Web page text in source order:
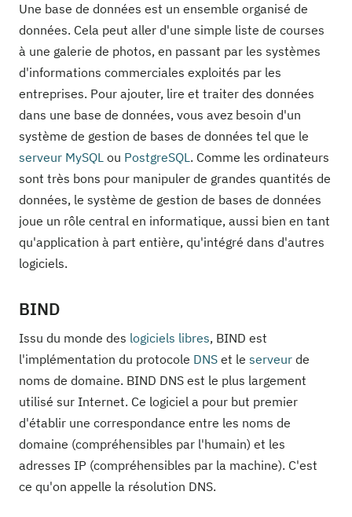
Une base de données est un ensemble organisé de
données. Cela peut aller d'une simple liste de courses
à une galerie de photos, en passant par les systèmes
d'informations commerciales exploités par les
entreprises. Pour ajouter, lire et traiter des données
dans une base de données, vous avez besoin d'un
système de gestion de bases de données tel que le
serveur MySQL ou PostgreSQL. Comme les ordinateurs
sont très bons pour manipuler de grandes quantités de
données, le système de gestion de bases de données
joue un rôle central en informatique, aussi bien en tant
qu'application à part entière, qu'intégré dans d'autres
logiciels.
BIND
Issu du monde des logiciels libres, BIND est
l'implémentation du protocole DNS et le serveur de
noms de domaine. BIND DNS est le plus largement
utilisé sur Internet. Ce logiciel a pour but premier
d'établir une correspondance entre les noms de
domaine (compréhensibles par l'humain) et les
adresses IP (compréhensibles par la machine). C'est
ce qu'on appelle la résolution DNS.